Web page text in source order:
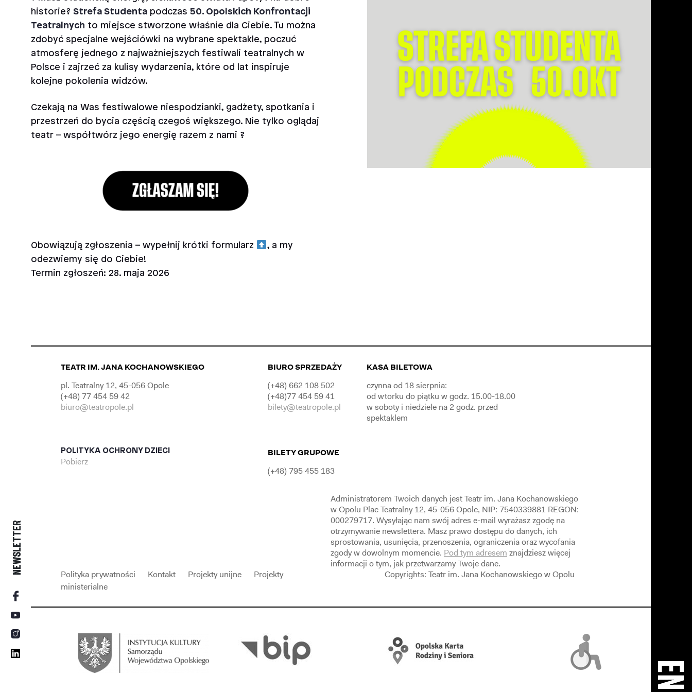
NEWSLETTER
historie? Strefa Studenta podczas 50. Opolskich Konfrontacji
Teatralnych to miejsce stworzone właśnie dla Ciebie. Tu można
zdobyć specjalne wejściówki na wybrane spektakle, poczuć
atmosferę jednego z najważniejszych festiwali teatralnych w
Polsce i zajrzeć za kulisy wydarzenia, które od lat inspiruje
kolejne pokolenia widzów.
Czekają na Was festiwalowe niespodzianki, gadżety, spotkania i
przestrzeń do bycia częścią czegoś większego. Nie tylko oglądaj
teatr – współtwórz jego energię razem z nami ?
Obowiązują zgłoszenia – wypełnij krótki formularz
, a my
odezwiemy się do Ciebie!
Termin zgłoszeń: 28. maja 2026
TEATR IM. JANA KOCHANOWSKIEGO
pl. Teatralny 12, 45-056 Opole
(+48) 77 454 59 42
biuro@teatropole.pl
POLITYKA OCHRONY DZIECI
Pobierz
BIURO SPRZEDAŻY
(+48) 662 108 502
(+48)77 454 59 41
bilety@teatropole.pl
BILETY GRUPOWE
(+48) 795 455 183
KASA BILETOWA
czynna od 18 sierpnia:
od wtorku do piątku w godz. 15.00-18.00
w soboty i niedziele na 2 godz. przed
spektaklem
Administratorem Twoich danych jest Teatr im. Jana Kochanowskiego
w Opolu Plac Teatralny 12, 45-056 Opole, NIP: 7540339881 REGON:
000279717. Wysyłając nam swój adres e-mail wyrażasz zgodę na
otrzymywanie newslettera. Masz prawo dostępu do danych, ich
sprostowania, usunięcia, przenoszenia, ograniczenia oraz wycofania
zgody w dowolnym momencie. Pod tym adresem znajdziesz więcej
informacji o tym, jak przetwarzamy Twoje dane.
Polityka prywatności
Kontakt Projekty unijne
Projekty
ministerialne
Copyrights: Teatr im. Jana Kochanowskiego w Opolu